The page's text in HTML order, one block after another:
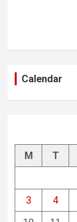
Calendar
M
T
3
4